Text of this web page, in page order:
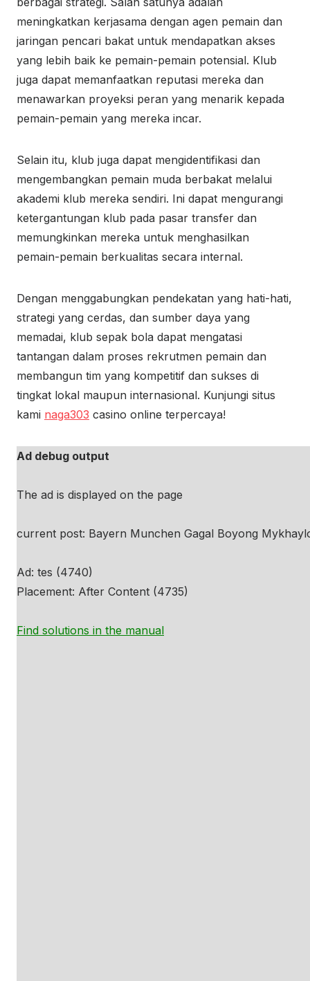
meningkatkan kerjasama dengan agen pemain dan
jaringan pencari bakat untuk mendapatkan akses
yang lebih baik ke pemain-pemain potensial. Klub
juga dapat memanfaatkan reputasi mereka dan
menawarkan proyeksi peran yang menarik kepada
pemain-pemain yang mereka incar.
Selain itu, klub juga dapat mengidentifikasi dan
mengembangkan pemain muda berbakat melalui
akademi klub mereka sendiri. Ini dapat mengurangi
ketergantungan klub pada pasar transfer dan
memungkinkan mereka untuk menghasilkan
pemain-pemain berkualitas secara internal.
Dengan menggabungkan pendekatan yang hati-hati,
strategi yang cerdas, dan sumber daya yang
memadai, klub sepak bola dapat mengatasi
tantangan dalam proses rekrutmen pemain dan
membangun tim yang kompetitif dan sukses di
tingkat lokal maupun internasional. Kunjungi situs
kami naga303 casino online terpercaya!
Ad debug output
The ad is displayed on the page
current post: Bayern Munchen Gagal Boyong
Ad: tes (4740)
Placement: After Content (4735)
Find solutions in the manual